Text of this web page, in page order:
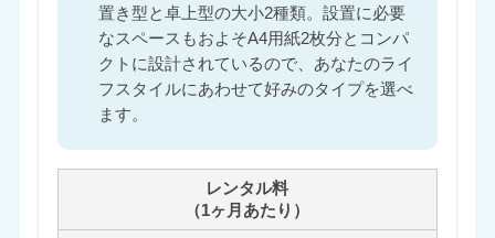
置き型と卓上型の大小2種類。設置に必要
なスペースもおよそA4用紙2枚分とコンパ
クトに設計されているので、あなたのライ
フスタイルにあわせて好みのタイプを選べ
ます。
レンタル料
（1ヶ月あたり）